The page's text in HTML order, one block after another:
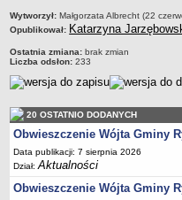
Ogłoszenia o naborze na
wolne stanowiska urzędnicze
Wyniki naboru na wolne
Petycje
Sygnaliści
Galeria
Raporty o stanie
Wnioski
metryczka
Wytworzył: Małgorzata Albrecht (22
Opublikował: Katarzyna
Ostatnia zmiana: brak zmian
Liczba odsłon: 233
20 OSTATNIO DODANYCH
Obwieszczenie Wójta Gminy
Data publikacji: 7 sierpnia 2026
Dział:Aktualności
Obwieszczenie Wójta Gminy